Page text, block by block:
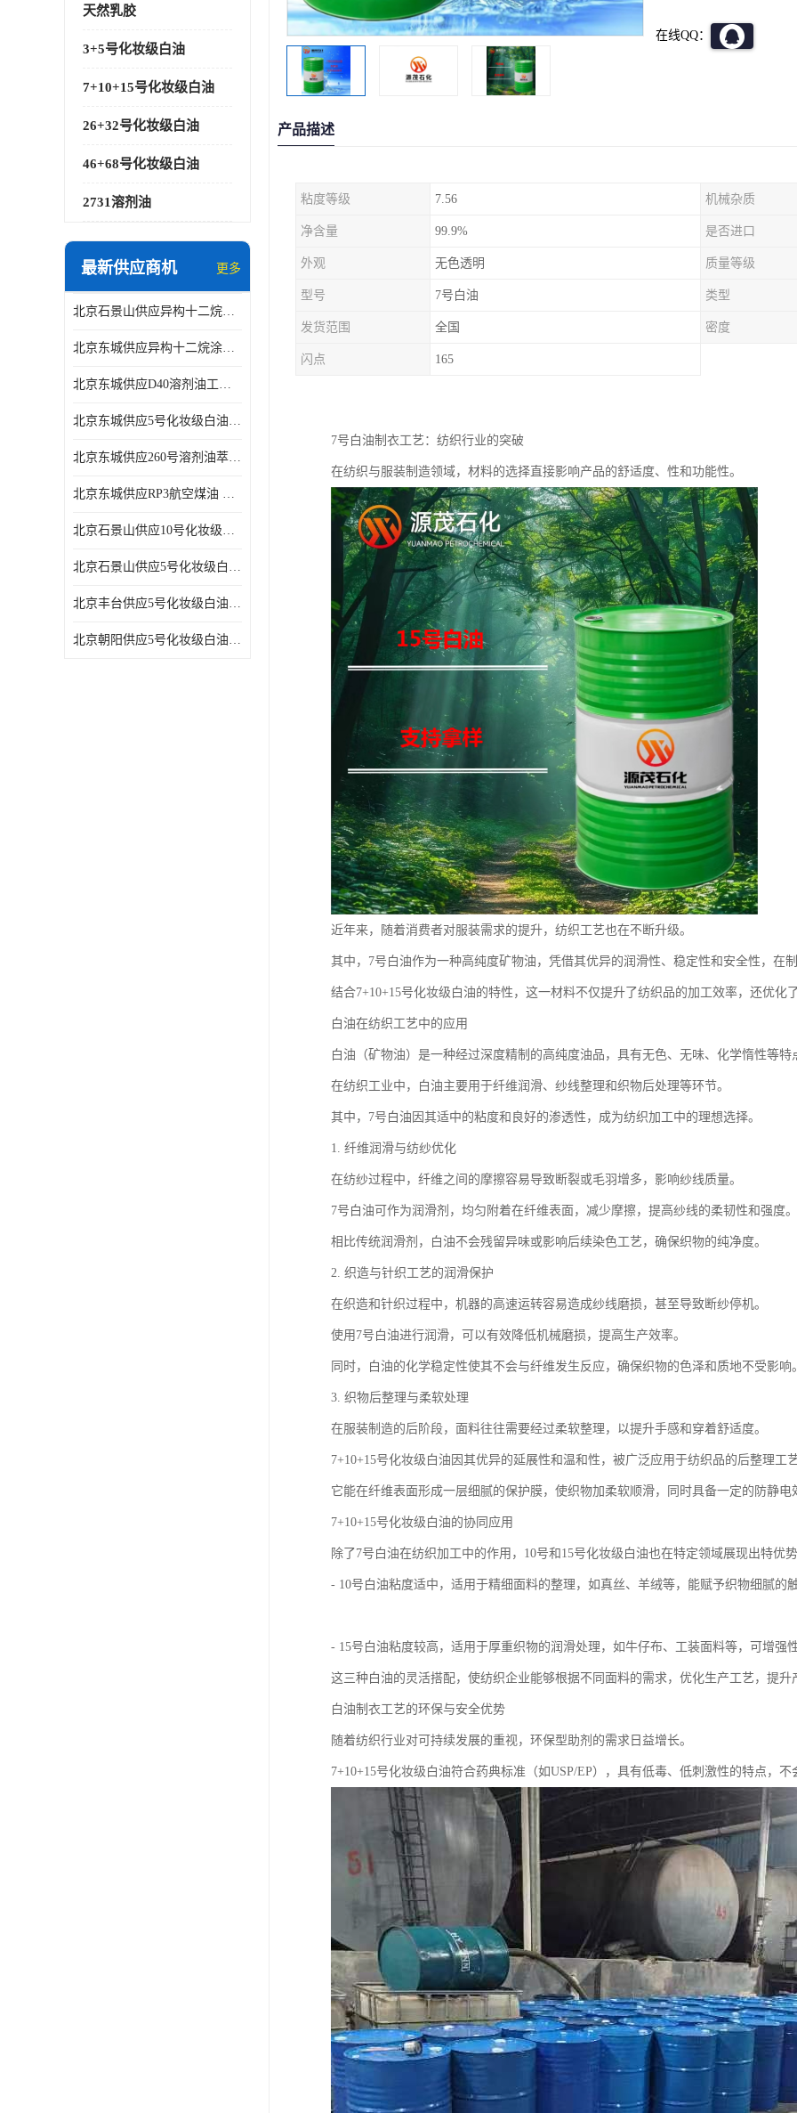
天然乳胶
3+5号化妆级白油
7+10+15号化妆级白油
26+32号化妆级白油
46+68号化妆级白油
2731溶剂油
最新供应商机 更多
北京石景山供应异构十二烷香精助剂
北京东城供应异构十二烷涂料胶粘油墨稀释剂
北京东城供应D40溶剂油工业金属清洗
北京东城供应5号化妆级白油钻井液润滑剂
北京东城供应260号溶剂油萃取溶剂油金属萃取剂
北京东城供应RP3航空煤油 高含量国标工业级航空煤油燃料油 无色透明
北京石景山供应10号化妆级白油高精密机械润滑油
北京石景山供应5号化妆级白油缝纫机油 设备润滑油
北京丰台供应5号化妆级白油纤维与织物柔软光亮
北京朝阳供应5号化妆级白油纺织时的润滑剂
在线QQ：
产品描述
粘度等级 7.56 机械杂质
净含量 99.9% 是否进口
外观 无色透明 质量等级
型号 7号白油 类型
发货范围 全国 密度
闪点 165
7号白油制衣工艺：纺织行业的突破
在纺织与服装制造领域，材料的选择直接影响产品的舒适度、性和功能性。
近年来，随着消费者对服装需求的提升，纺织工艺也在不断升级。
其中，7号白油作为一种高纯度矿物油，凭借其优异的润滑性、稳定性和安全性，在
结合7+10+15号化妆级白油的特性，这一材料不仅提升了纺织品的加工效率，还优化
白油在纺织工艺中的应用
白油（矿物油）是一种经过深度精制的高纯度油品，具有无色、无味、化学惰性等特
在纺织工业中，白油主要用于纤维润滑、纱线整理和织物后处理等环节。
其中，7号白油因其适中的粘度和良好的渗透性，成为纺织加工中的理想选择。
1. 纤维润滑与纺纱优化
在纺纱过程中，纤维之间的摩擦容易导致断裂或毛羽增多，影响纱线质量。
7号白油可作为润滑剂，均匀附着在纤维表面，减少摩擦，提高纱线的柔韧性和强度。
相比传统润滑剂，白油不会残留异味或影响后续染色工艺，确保织物的纯净度。
2. 织造与针织工艺的润滑保护
在织造和针织过程中，机器的高速运转容易造成纱线磨损，甚至导致断纱停机。
使用7号白油进行润滑，可以有效降低机械磨损，提高生产效率。
同时，白油的化学稳定性使其不会与纤维发生反应，确保织物的色泽和质地不受影响。
3. 织物后整理与柔软处理
在服装制造的后阶段，面料往往需要经过柔软整理，以提升手感和穿着舒适度。
7+10+15号化妆级白油因其优异的延展性和温和性，被广泛应用于纺织品的后整理工艺
它能在纤维表面形成一层细腻的保护膜，使织物加柔软顺滑，同时具备一定的防静电
7+10+15号化妆级白油的协同应用
除了7号白油在纺织加工中的作用，10号和15号化妆级白油也在特定领域展现出特优势
- 10号白油粘度适中，适用于精细面料的整理，如真丝、羊绒等，能赋予织物细腻的触
- 15号白油粘度较高，适用于厚重织物的润滑处理，如牛仔布、工装面料等，可增强
这三种白油的灵活搭配，使纺织企业能够根据不同面料的需求，优化生产工艺，提升
白油制衣工艺的环保与安全优势
随着纺织行业对可持续发展的重视，环保型助剂的需求日益增长。
7+10+15号化妆级白油符合药典标准（如USP/EP），具有低毒、低刺激性的特点，不